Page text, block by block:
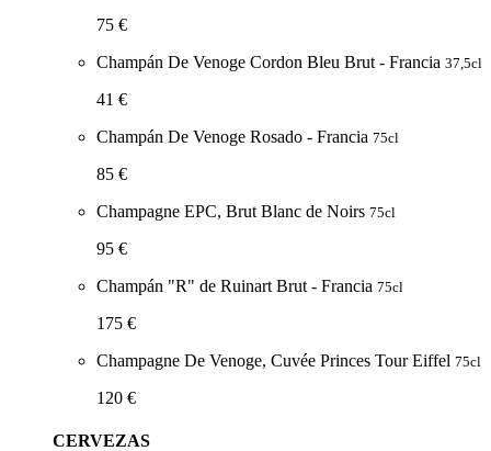
75 €
Champán De Venoge Cordon Bleu Brut - Francia 37,5cl
41 €
Champán De Venoge Rosado - Francia 75cl
85 €
Champagne EPC, Brut Blanc de Noirs 75cl
95 €
Champán "R" de Ruinart Brut - Francia 75cl
175 €
Champagne De Venoge, Cuvée Princes Tour Eiffel 75cl
120 €
CERVEZAS